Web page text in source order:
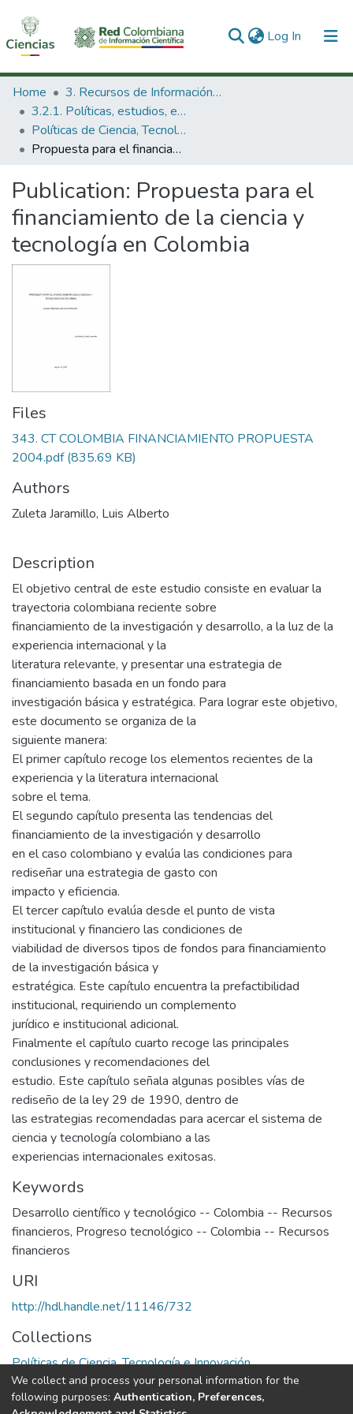
Log In (current)
Communities & Collections
All of DSpace
Statistics
Home
3. Recursos de Información Científica y Tecnológica
3.2.1. Políticas, estudios, evaluaciones e indicadores de CTeI
Políticas de Ciencia, Tecnología e Innovación
Propuesta para el financiamiento de la ciencia y tecnología en Colombia
Publication: Propuesta para el
financiamiento de la ciencia y
tecnología en Colombia
Files
343. CT COLOMBIA FINANCIAMIENTO PROPUESTA
2004.pdf(835.69 KB)
Authors
Zuleta Jaramillo, Luis Alberto
Description
El objetivo central de este estudio consiste en evaluar la
trayectoria colombiana reciente sobre
financiamiento de la investigación y desarrollo, a la luz de la
experiencia internacional y la
literatura relevante, y presentar una estrategia de
financiamiento basada en un fondo para
investigación básica y estratégica. Para lograr este objetivo,
este documento se organiza de la
siguiente manera:
El primer capítulo recoge los elementos recientes de la
experiencia y la literatura internacional
sobre el tema.
El segundo capítulo presenta las tendencias del
financiamiento de la investigación y desarrollo
en el caso colombiano y evalúa las condiciones para
rediseñar una estrategia de gasto con
impacto y eficiencia.
El tercer capítulo evalúa desde el punto de vista
institucional y financiero las condiciones de
viabilidad de diversos tipos de fondos para financiamiento
de la investigación básica y
estratégica. Este capítulo encuentra la prefactibilidad
institucional, requiriendo un complemento
jurídico e institucional adicional.
Finalmente el capítulo cuarto recoge las principales
conclusiones y recomendaciones del
estudio. Este capítulo señala algunas posibles vías de
rediseño de la ley 29 de 1990, dentro de
las estrategias recomendadas para acercar el sistema de
ciencia y tecnología colombiano a las
experiencias internacionales exitosas.
Keywords
Desarrollo científico y tecnológico -- Colombia -- Recursos
financieros, Progreso tecnológico -- Colombia -- Recursos
financieros
URI
http://hdl.handle.net/11146/732
Collections
Políticas de Ciencia, Tecnología e Innovación
Full item page
We collect and process your personal information for the
following purposes: Authentication, Preferences,